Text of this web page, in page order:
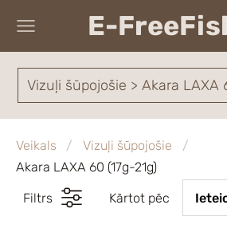
E-
Vizuļi šūpojošie >
Veikals
Vizuļi šūpojošie
Akara LAXA 60 (17g-21g)
Filtrs Kārtot pēc